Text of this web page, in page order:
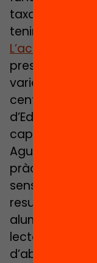
taxa d’èxit per
tenim oferta
L’acte que
presentar les
variables de
centres de
d’Educació
cap
Agustí Rubio,
pràctiques
sense
resultats». A
alumnes dels
lector
d’abandonar».